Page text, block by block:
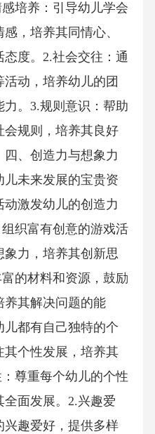
培养：引导幼儿学会
，培养其同情心、
度。2.社会交往：通
动，培养幼儿的团
。3.规则意识：帮助
规则，培养其良好
、创造力与想象力
未来发展的宝贵资
激发幼儿的创造力
织富有创意的游戏活
力，培养其创新思
的材料和资源，鼓励
养其解决问题的能
都有自己独特的个
个性发展，培养其
尊重每个幼儿的个性
面发展。2.兴趣爱
趣爱好，提供多样